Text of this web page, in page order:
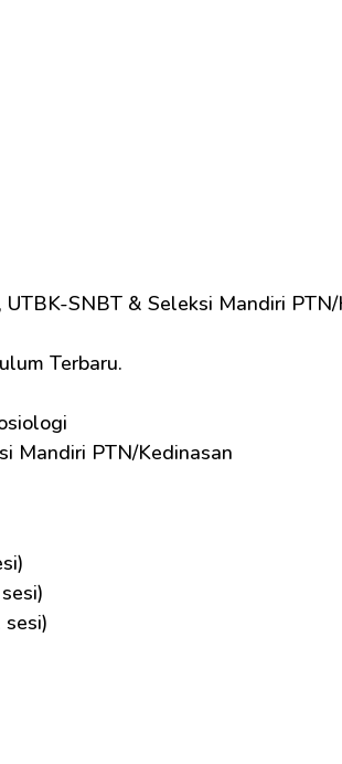
SNBT & Seleksi Mandiri
Terbaru.
Mandiri PTN/Kedinasan